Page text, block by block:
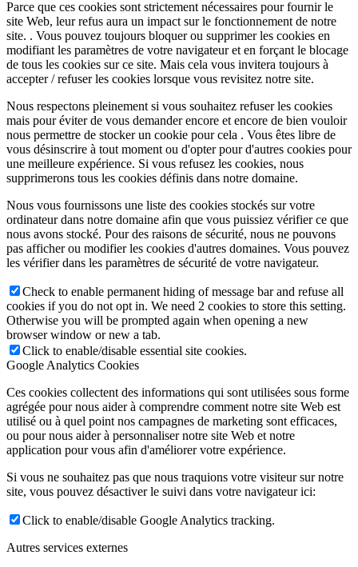
Parce que ces cookies sont strictement nécessaires pour fournir le
site Web, leur refus aura un impact sur le fonctionnement de notre
site. . Vous pouvez toujours bloquer ou supprimer les cookies en
modifiant les paramètres de votre navigateur et en forçant le blocage
de tous les cookies sur ce site. Mais cela vous invitera toujours à
accepter / refuser les cookies lorsque vous revisitez notre site.
Nous respectons pleinement si vous souhaitez refuser les cookies
mais pour éviter de vous demander encore et encore de bien vouloir
nous permettre de stocker un cookie pour cela . Vous êtes libre de
vous désinscrire à tout moment ou d'opter pour d'autres cookies pour
une meilleure expérience. Si vous refusez les cookies, nous
supprimerons tous les cookies définis dans notre domaine.
Nous vous fournissons une liste des cookies stockés sur votre
ordinateur dans notre domaine afin que vous puissiez vérifier ce que
nous avons stocké. Pour des raisons de sécurité, nous ne pouvons
pas afficher ou modifier les cookies d'autres domaines. Vous pouvez
les vérifier dans les paramètres de sécurité de votre navigateur.
Check to enable permanent hiding of message bar and refuse all
cookies if you do not opt in. We need 2 cookies to store this setting.
Otherwise you will be prompted again when opening a new
browser window or new a tab.
Click to enable/disable essential site cookies.
Google Analytics Cookies
Ces cookies collectent des informations qui sont utilisées sous forme
agrégée pour nous aider à comprendre comment notre site Web est
utilisé ou à quel point nos campagnes de marketing sont efficaces,
ou pour nous aider à personnaliser notre site Web et notre
application pour vous afin d'améliorer votre expérience.
Si vous ne souhaitez pas que nous traquions votre visiteur sur notre
site, vous pouvez désactiver le suivi dans votre navigateur ici:
Click to enable/disable Google Analytics tracking.
Autres services externes